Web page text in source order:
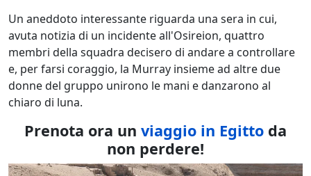
Un aneddoto interessante riguarda una sera in cui,
avuta notizia di un incidente all'Osireion, quattro
membri della squadra decisero di andare a controllare
e, per farsi coraggio, la Murray insieme ad altre due
donne del gruppo unirono le mani e danzarono al
chiaro di luna.
Prenota ora un viaggio in Egitto da
non perdere!